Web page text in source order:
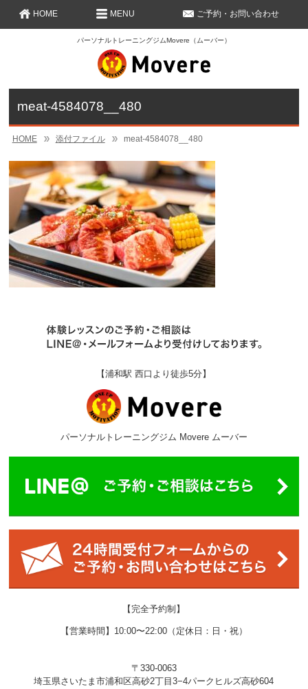
パーソナルトレーニングジムMovere（ムーバー）
HOME ご予約・お問い合わせ
MENU
meat-4584078__480
HOME 添付ファイル meat-4584078__480
【浦和駅 西口より徒歩5分】
パーソナルトレーニングジム Movere ムーバー
【完全予約制】
【営業時間】10:00〜22:00（定休日：日・祝）
〒330-0063
埼玉県さいたま市浦和区高砂2丁目3−4パークヒルズ高砂604